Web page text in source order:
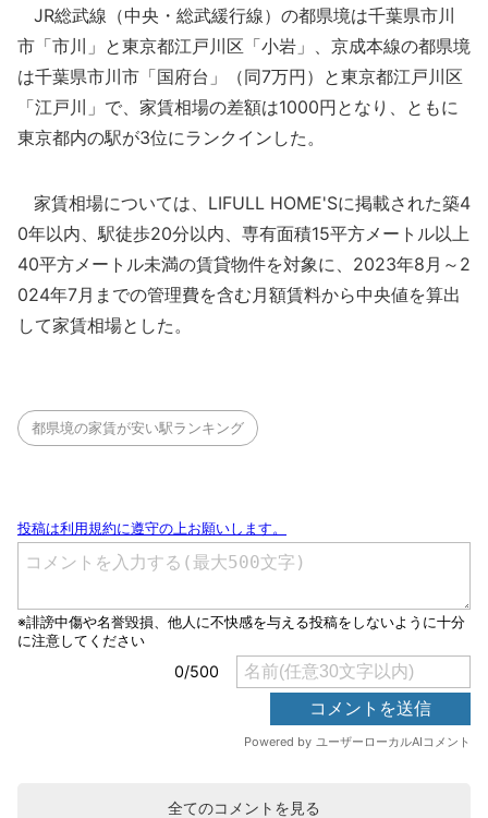
JR総武線（中央・総武緩行線）の都県境は千葉県市川
市「市川」と東京都江戸川区「小岩」、京成本線の都県境
は千葉県市川市「国府台」（同7万円）と東京都江戸川区
「江戸川」で、家賃相場の差額は1000円となり、ともに
東京都内の駅が3位にランクインした。
家賃相場については、LIFULL HOME'Sに掲載された築4
0年以内、駅徒歩20分以内、専有面積15平方メートル以上
40平方メートル未満の賃貸物件を対象に、2023年8月～2
024年7月までの管理費を含む月額賃料から中央値を算出
して家賃相場とした。
都県境の家賃が安い駅ランキング
全てのコメントを見る